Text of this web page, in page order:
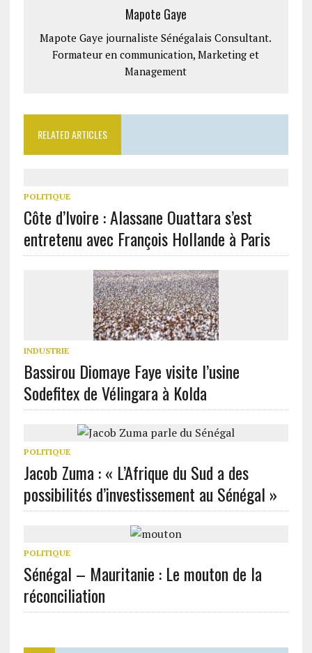
Mapote Gaye
Mapote Gaye journaliste Sénégalais Consultant.
Formateur en communication, Marketing et
Management
RELATED ARTICLES
POLITIQUE
Côte d’Ivoire : Alassane Ouattara s’est
entretenu avec François Hollande à Paris
INDUSTRIE
Bassirou Diomaye Faye visite l’usine
Sodefitex de Vélingara à Kolda
POLITIQUE
Jacob Zuma : « L’Afrique du Sud a des
possibilités d’investissement au Sénégal »
POLITIQUE
Sénégal – Mauritanie : Le mouton de la
réconciliation